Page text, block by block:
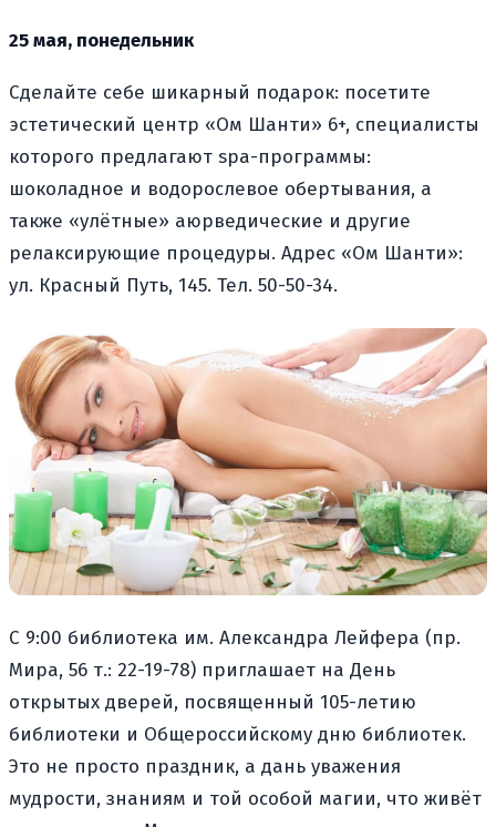
25 мая, понедельник
Сделайте себе шикарный подарок: посетите
эстетический центр «Ом Шанти» 6+, специалисты
которого предлагают spa-программы:
шоколадное и водорослевое обертывания, а
также «улётные» аюрведические и другие
релаксирующие процедуры. Адрес «Ом Шанти»:
ул. Красный Путь, 145. Тел. 50-50-34.
С 9:00 библиотека им. Александра Лейфера (пр.
Мира, 56 т.: 22-19-78) приглашает на День
открытых дверей, посвященный 105-летию
библиотеки и Общероссийскому дню библиотек.
Это не просто праздник, а дань уважения
мудрости, знаниям и той особой магии, что живёт